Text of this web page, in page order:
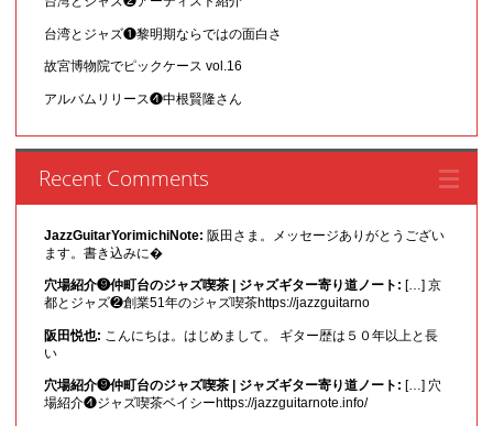
台湾とジャズ❶黎明期ならではの面白さ
故宮博物院でピックケース vol.16
アルバムリリース❹中根賢隆さん
Recent Comments
JazzGuitarYorimichiNote: 阪田さま。メッセージありがとうござい
ます。書き込みに�
穴場紹介❾仲町台のジャズ喫茶 | ジャズギター寄り道ノート: […] 京
都とジャズ❷創業51年のジャズ喫茶https://jazzguitarno
阪田悦也: こんにちは。はじめまして。 ギター歴は５０年以上と長
い
穴場紹介❾仲町台のジャズ喫茶 | ジャズギター寄り道ノート: […] 穴
場紹介❹ジャズ喫茶ベイシーhttps://jazzguitarnote.info/